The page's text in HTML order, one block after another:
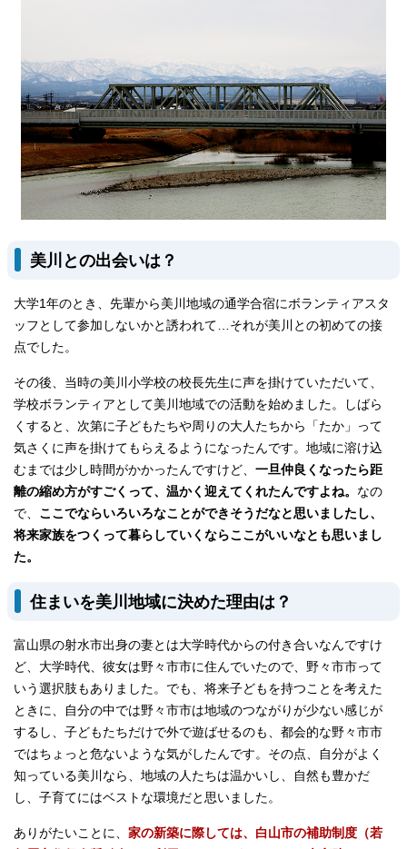
美川との出会いは？
大学1年のとき、先輩から美川地域の通学合宿にボランティアスタ
ッフとして参加しないかと誘われて…それが美川との初めての接
点でした。
その後、当時の美川小学校の校長先生に声を掛けていただいて、
学校ボランティアとして美川地域での活動を始めました。しばら
くすると、次第に子どもたちや周りの大人たちから「たか」って
気さくに声を掛けてもらえるようになったんです。地域に溶け込
むまでは少し時間がかかったんですけど、 一旦仲良くなったら距
離の縮め方がすごくって、温かく迎えてくれたんですよね。 なの
で、 ここでならいろいろなことができそうだなと思いましたし、
将来家族をつくって暮らしていくならここがいいなとも思いまし
た。
住まいを美川地域に決めた理由は？
富山県の射水市出身の妻とは大学時代からの付き合いなんですけ
ど、大学時代、彼女は野々市市に住んでいたので、野々市市って
いう選択肢もありました。でも、将来子どもを持つことを考えた
ときに、自分の中では野々市市は地域のつながりが少ない感じが
するし、子どもたちだけで外で遊ばせるのも、都会的な野々市市
ではちょっと危ないような気がしたんです。その点、自分がよく
知っている美川なら、地域の人たちは温かいし、自然も豊かだ
し、子育てにはベストな環境だと思いました。
ありがたいことに、 家の新築に際しては、白山市の補助制度（若